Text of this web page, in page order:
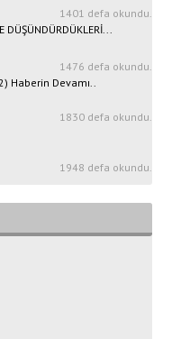
1401 defa okundu.
DÜŞÜNDÜRDÜKLERİ...
1476 defa okundu.
Haberin Devamı..
1830 defa okundu.
1948 defa okundu.